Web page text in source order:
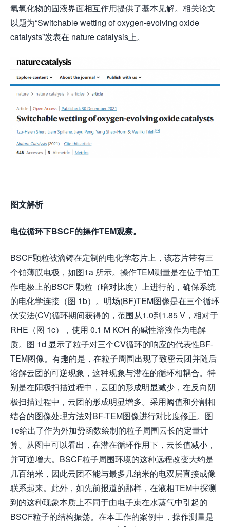
氧氧化物的固液界面相互作用提供了基本见解。相关论文
以题为“Switchable wetting of oxygen-evolving oxide
catalysts”发表在 nature catalysis上。
图文解析
电位循环下BSCF的操作TEM观察。
BSCF颗粒被滴铸在定制的电化学芯片上，该芯片带有三
个铂薄膜电极，如图1a 所示。操作TEM测量是在位于铂工
作电极上的BSCF 颗粒（暗对比度）上进行的，确保系统
的电化学连接（图 1b）。明场(BF)TEM图像是在三个循环
伏安法(CV)循环期间获得的，范围从1.0到1.85 V，相对于
RHE（图 1c），使用 0.1 M KOH 的碱性溶液作为电解
质。图 1d 显示了粒子对三个CV循环的响应的代表性BF-
TEM图像。有趣的是，在粒子周围出现了致密云团并随后
溶解云团的可逆现象，这种现象与潜在的循环相耦合。特
别是在阳极扫描过程中，云团的形成明显减少，在反向阴
极扫描过程中，云团的形成明显增多。采用阈值和分割相
结合的图像处理方法对BF-TEM图像进行对比度修正。图
1e给出了作为外加势函数绘制的粒子周围云长的定量计
算。从图中可以看出，在潜在循环作用下，云长值减小，
并可逆增大。BSCF粒子周围环境的这种远程改变大约是
几百纳米，因此云团不能与最多几纳米的电双层直接成像
联系起来。此外，如先前报道的那样，在液相TEM中探测
到的这种现象本质上不同于由电子束在水蒸气中引起的
BSCF粒子的结构振荡。在本工作的案例中，操作测量是